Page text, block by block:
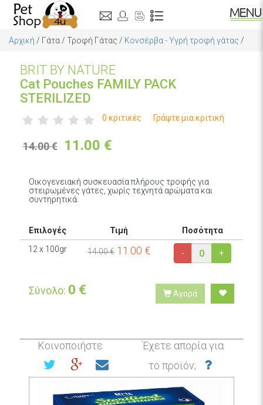
Αρχική / Γάτα / Τροφή Γάτας / Κονσέρβα - Υγρή τροφή γάτας /
BRIT BY NATURE
Cat Pouches FAMILY PACK
STERILIZED
0 κριτικές Γράψτε μια κριτική
14.00 € 11.00 €
Οικογενειακή συσκευασία πλήρους τροφής για
στειρωμένες γάτες, χωρίς τεχνητά αρώματα και
συντηρητικά.
Επιλογές Τιμή
Ποσότητα
12 x 100gr
14.00 € 11.00 € - +
Σύνολο: 0 € Αγορά
Κοινοποιήστε
Έχετε απορία για
το προϊόν;